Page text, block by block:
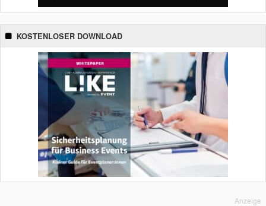
KOSTENLOSER DOWNLOAD
Anzeige